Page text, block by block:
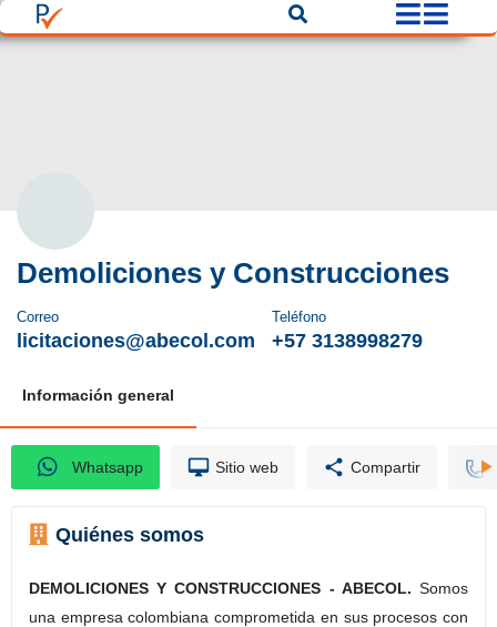
Demoliciones y Construcciones
Correo
licitaciones@abecol.com
Teléfono
+57 3138998279
Información general
Whatsapp Sitio web Compartir
Quiénes somos
DEMOLICIONES Y CONSTRUCCIONES - ABECOL. Somos
una empresa colombiana comprometida en sus procesos con